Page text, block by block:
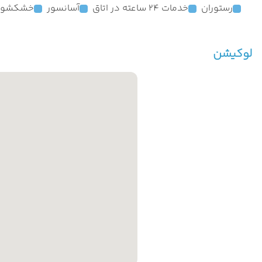
رستوران خدمات 24 ساعته در اتاق آسانسور
لوکیشن